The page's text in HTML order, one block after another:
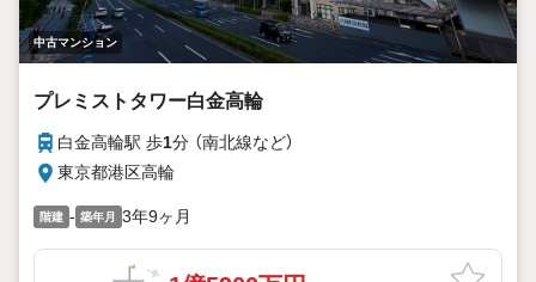
中古マンション
プレミストタワー白金高輪
白金高輪駅 歩1分 （南北線など）
東京都港区高輪
階建 - 築年月 3年9ヶ月